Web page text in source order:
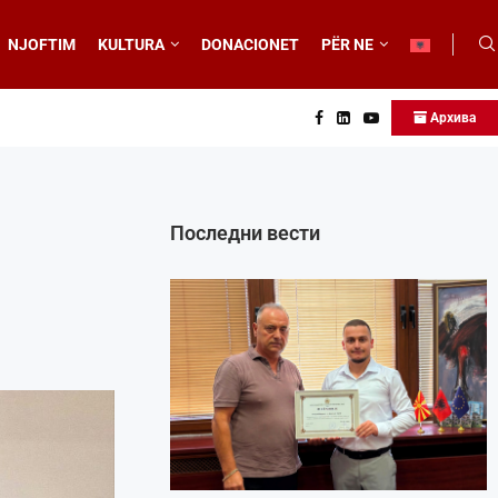
NJOFTIM KULTURA DONACIONET PËR NE
Архива
Последни вести